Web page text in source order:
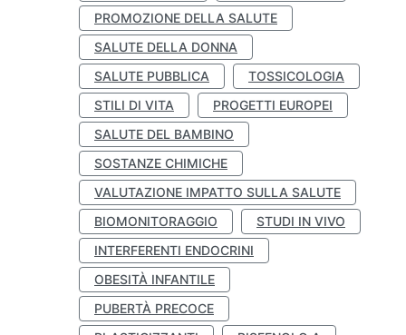
PROMOZIONE DELLA SALUTE
SALUTE DELLA DONNA
SALUTE PUBBLICA
TOSSICOLOGIA
STILI DI VITA
PROGETTI EUROPEI
SALUTE DEL BAMBINO
SOSTANZE CHIMICHE
VALUTAZIONE IMPATTO SULLA SALUTE
BIOMONITORAGGIO
STUDI IN VIVO
INTERFERENTI ENDOCRINI
OBESITÀ INFANTILE
PUBERTÀ PRECOCE